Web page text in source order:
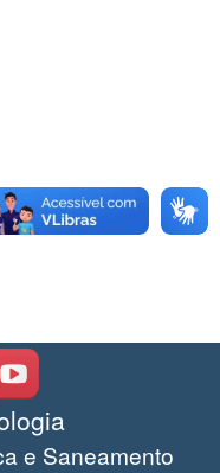
e Saneamento